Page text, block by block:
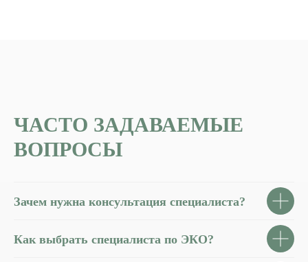
ЧАСТО ЗАДАВАЕМЫЕ
ВОПРОСЫ
Зачем нужна консультация специалиста?
Как выбрать специалиста по ЭКО?